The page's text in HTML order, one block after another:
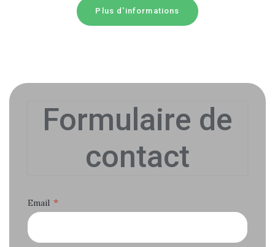
Plus d'informations
Formulaire de
contact
Email *